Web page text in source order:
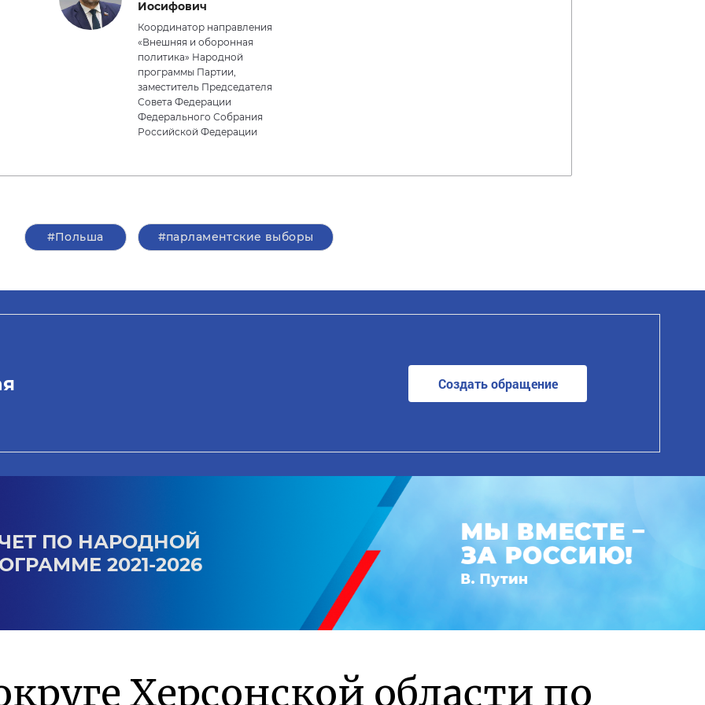
Иосифович
Координатор направления
«Внешняя и оборонная
политика» Народной
программы Партии,
заместитель Председателя
Совета Федерации
Федерального Собрания
Российской Федерации
#Польша #парламентские выборы
Создать обращение
ПО НАРОДНОЙ
2021-2026
Херсонской области по